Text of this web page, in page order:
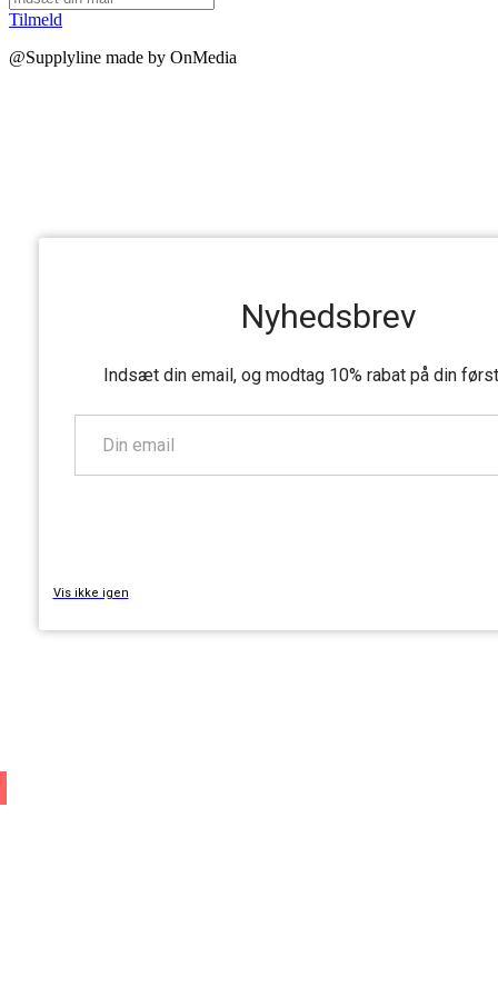
Tilmeld
@Supplyline made by OnMedia
Nyhedsbrev
Indsæt din email, og modtag 10% rabat på din
Vis ikke igen